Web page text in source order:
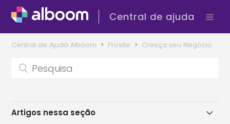
Central de ajuda
Central de Ajuda Alboom Prosite Cresça seu Negócio
Artigos nessa seção